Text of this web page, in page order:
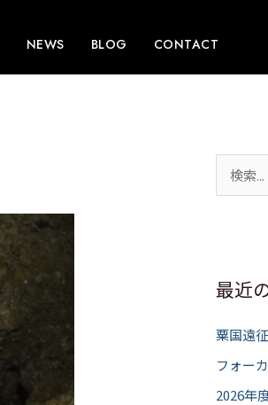
NEWS BLOG CONTACT
:最近
粟国遠
フォー
2026年